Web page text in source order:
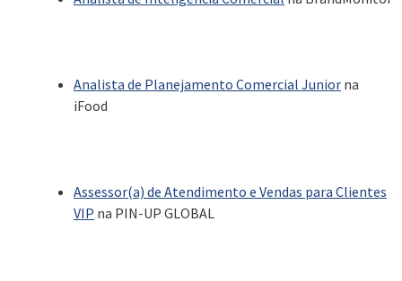
Analista de Planejamento Comercial Junior na
iFood
Assessor(a) de Atendimento e Vendas para Clientes
VIP na PIN-UP GLOBAL